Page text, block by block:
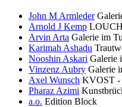
John M Armleder
Arnold J Kemp
Arvin Arta Galerie im
Karimah Ashadu
Nooshin Askari Galerie
Vinzenz Aubry Galerie
Axel Wunsch KVOST -
Pharaz Azimi
a.o. Edition Block